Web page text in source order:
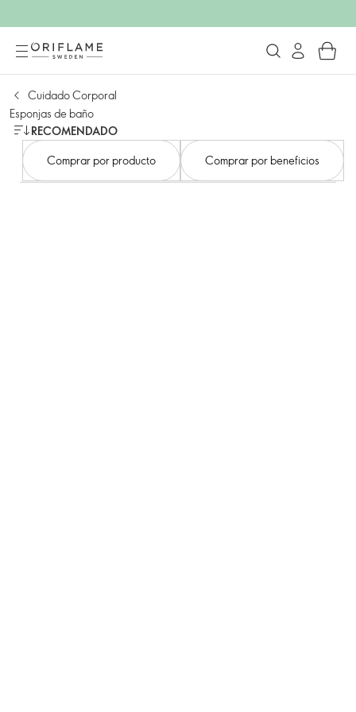
Cuidado Corporal
Esponjas de baño
RECOMENDADO
Comprar por producto
Comprar por beneficios